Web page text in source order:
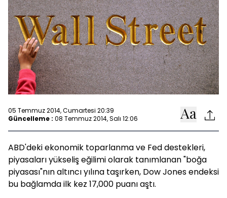
05 Temmuz 2014, Cumartesi 20:39
Güncelleme : 08 Temmuz 2014, Salı 12:06
ABD'deki ekonomik toparlanma ve Fed destekleri,
piyasaları yükseliş eğilimi olarak tanımlanan "boğa
piyasası"nın altıncı yılına taşırken, Dow Jones endeksi
bu bağlamda ilk kez 17,000 puanı aştı.